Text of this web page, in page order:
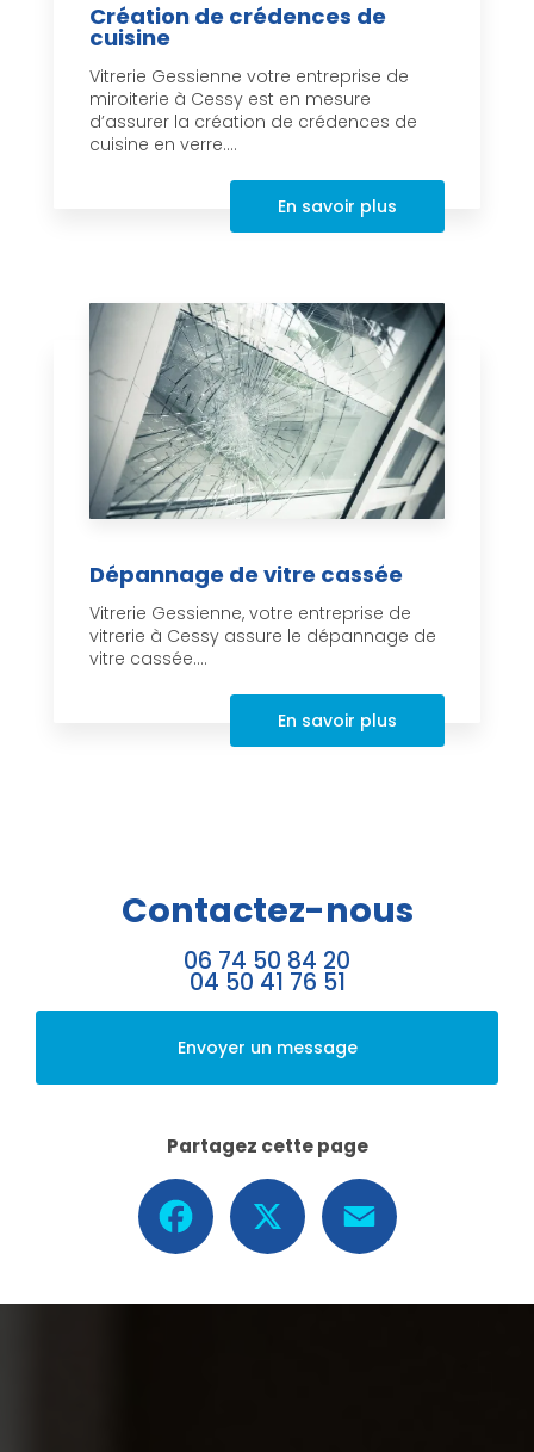
Création de crédences de
cuisine
Vitrerie Gessienne votre entreprise de
miroiterie à Cessy est en mesure
d’assurer la création de crédences de
cuisine en verre....
En savoir plus
Dépannage de vitre cassée
Vitrerie Gessienne, votre entreprise de
vitrerie à Cessy assure le dépannage de
vitre cassée....
En savoir plus
Contactez-nous
06 74 50 84 20
04 50 41 76 51
Envoyer un message
Partagez cette page
Facebook